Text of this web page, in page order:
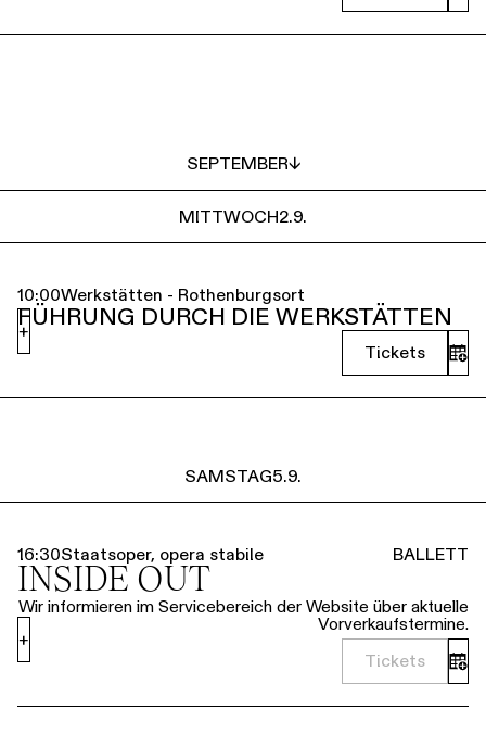
SEPTEMBER↓
MITTWOCH2.9.
10:00Werkstätten - Rothenburgsort
FÜHRUNG DURCH DIE WERKSTÄTTEN
Tickets
+
SAMSTAG5.9.
16:30Staatsoper, opera stabile BALLETT
INSIDE OUT
Wir informieren im Servicebereich der Website über aktuelle
Vorverkaufstermine.
Tickets
+